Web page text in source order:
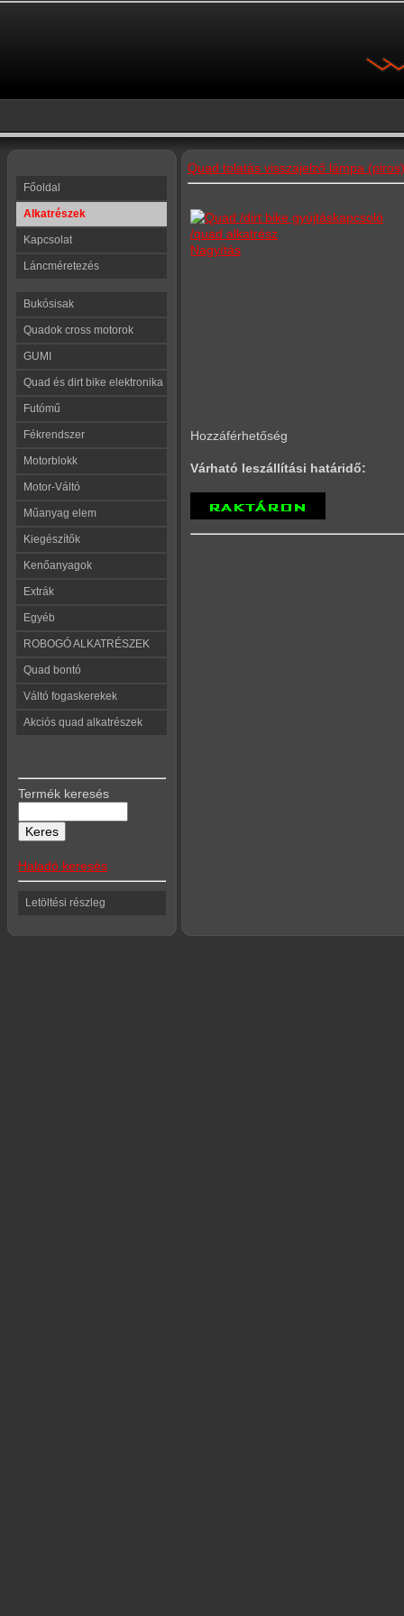
Főoldal
Alkatrészek
Kapcsolat
Láncméretezés
Bukósisak
Quadok cross motorok
GUMI
Quad és dirt bike elektronika
Futómű
Fékrendszer
Motorblokk
Motor-Váltó
Műanyag elem
Kiegészítők
Kenőanyagok
Extrák
Egyéb
ROBOGÓ ALKATRÉSZEK
Quad bontó
Váltó fogaskerekek
Akciós quad alkatrészek
Termék keresés
Haladó keresés
Letöltési részleg
Quad tolatás visszajelző lámpa (piros)
Nagyítás
Hozzáférhetőség
Várható leszállítási határidő: